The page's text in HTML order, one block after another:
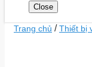
Close
Trang chủ / Thiết bị